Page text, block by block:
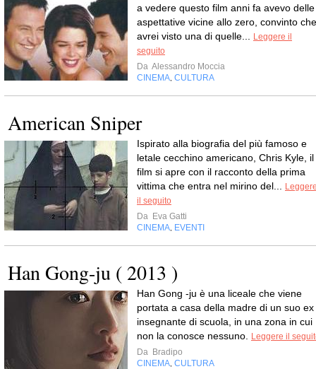
a vedere questo film anni fa avevo delle
aspettative vicine allo zero, convinto che
avrei visto una di quelle...
Leggere il
seguito
Da Alessandro Moccia
CINEMA CULTURA
American Sniper
Ispirato alla biografia del più famoso e
letale cecchino americano, Chris Kyle, il
film si apre con il racconto della prima
vittima che entra nel mirino del...
il seguito
Da Eva Gatti
CINEMA EVENTI
Han Gong-ju ( 2013 )
Han Gong -ju è una liceale che viene
portata a casa della madre di un suo ex
insegnante di scuola, in una zona in cui
non la conosce nessuno.
Leggere il
Da Bradipo
CINEMA CULTURA